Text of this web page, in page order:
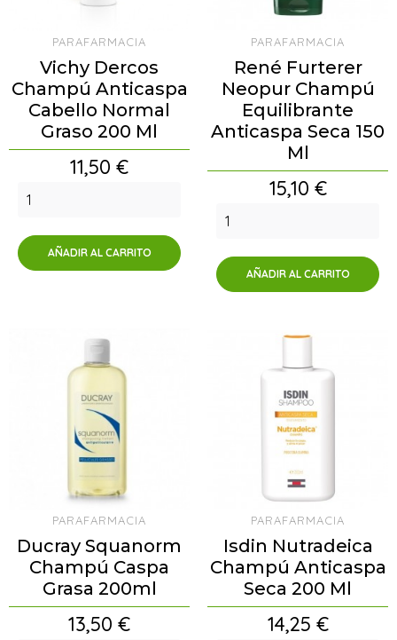
PARAFARMACIA
Vichy Dercos
Champú Anticaspa
Cabello Normal
Graso 200 Ml
Precio
11,50 €
AÑADIR AL CARRITO
PARAFARMACIA
René Furterer
Neopur Champú
Equilibrante
Anticaspa Seca 150
Ml
Precio
15,10 €
AÑADIR AL CARRITO
PARAFARMACIA
Ducray Squanorm
Champú Caspa
Grasa 200ml
Precio
13,50 €
PARAFARMACIA
Isdin Nutradeica
Champú Anticaspa
Seca 200 Ml
Precio
14,25 €